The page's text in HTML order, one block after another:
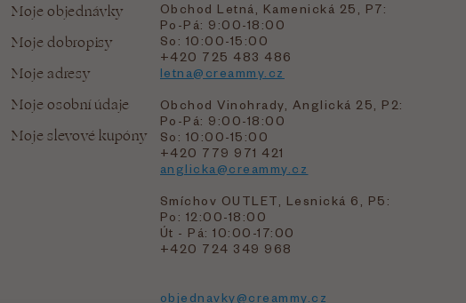
Moje objednávky
Moje dobropisy
Moje adresy
Moje osobní údaje
Moje slevové kupóny
Obchod Letná, Kamenická 25, P7:
Po-Pá: 9:00-18:00
So: 10:00-15:00
+420 725 483 486
letna@creammy.cz
Obchod Vinohrady, Anglická 25, P2:
Po-Pá: 9:00-18:00
So: 10:00-15:00
+420 779 971 421
anglicka@creammy.cz
Smíchov OUTLET, Lesnická 6, P5:
Po: 12:00-18:00
Út - Pá: 10:00-17:00
+420 724 349 968
objednavky@creammy.cz